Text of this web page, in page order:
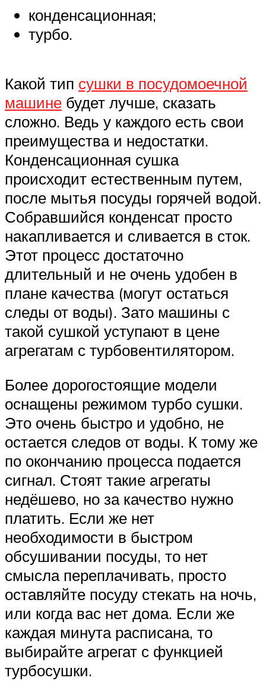
конденсационная;
турбо.
Какой тип сушки в посудомоечной
машине будет лучше, сказать
сложно. Ведь у каждого есть свои
преимущества и недостатки.
Конденсационная сушка
происходит естественным путем,
после мытья посуды горячей водой.
Собравшийся конденсат просто
накапливается и сливается в сток.
Этот процесс достаточно
длительный и не очень удобен в
плане качества (могут остаться
следы от воды). Зато машины с
такой сушкой уступают в цене
агрегатам с турбовентилятором.
Более дорогостоящие модели
оснащены режимом турбо сушки.
Это очень быстро и удобно, не
остается следов от воды. К тому же
по окончанию процесса подается
сигнал. Стоят такие агрегаты
недёшево, но за качество нужно
платить. Если же нет
необходимости в быстром
обсушивании посуды, то нет
смысла переплачивать, просто
оставляйте посуду стекать на ночь,
или когда вас нет дома. Если же
каждая минута расписана, то
выбирайте агрегат с функцией
турбосушки.